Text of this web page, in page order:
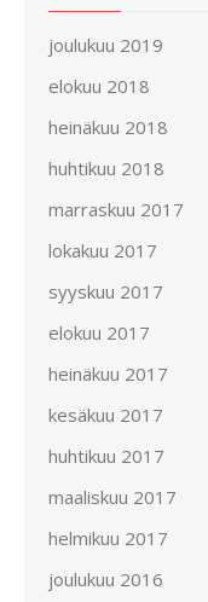
joulukuu 2019
elokuu 2018
heinäkuu 2018
huhtikuu 2018
marraskuu 2017
lokakuu 2017
syyskuu 2017
elokuu 2017
heinäkuu 2017
kesäkuu 2017
huhtikuu 2017
maaliskuu 2017
helmikuu 2017
joulukuu 2016